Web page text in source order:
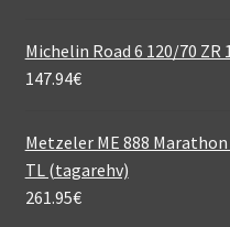
Michelin Road 6 120/70 ZR
147.94€
Metzeler ME 888
TL (tagarehv)
261.95€